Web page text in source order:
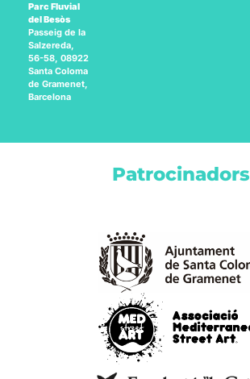
Parc Fluvial
del Besòs
Passeig de la
Salzereda,
56-58, 08922
Santa Coloma
de Gramenet,
Barcelona
Patrocinadors